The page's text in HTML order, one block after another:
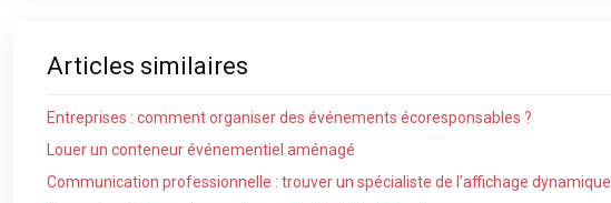
Articles similaires
Entreprises : comment organiser des événements écoresponsables ?
Louer un conteneur événementiel aménagé
Communication professionnelle : trouver un spécialiste de l’affichage dynamique